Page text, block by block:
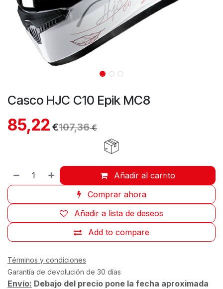
Casco HJC C10 Epik MC8
85,22 €107,36€
Añadir al carrito
Comprar ahora
Add to compare
Añadir a lista de deseos
Términos y condiciones
Garantía de devolución de 30 días
Envío: Debajo del precio pone la fecha aproximada